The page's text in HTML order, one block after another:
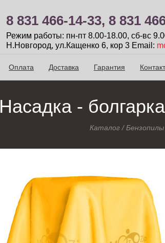
8 831 466-14-33, 8 831
Режим работы: пн-пт 8.00-18.00, сб-вc
Н.Новгород, ул.Кащенко 6, кор 3 Email:
Оплата Доставка Гарантия
Насадка -
Каталог/Бензопилы